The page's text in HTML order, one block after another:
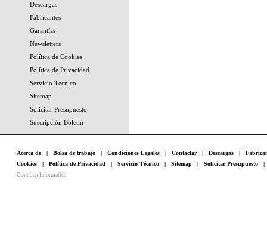
Descargas
Fabricantes
Garantías
Newsletters
Política de Cookies
Política de Privacidad
Servicio Técnico
Sitemap
Solicitar Presupuesto
Suscripción Boletín
Acerca de| Bolsa de trabajo | Condiciones Legales | Contactar| Descargas |
Cookies | Política de Privacidad | Servicio Técnico | Sitemap | Solicitar Presupuesto
Conetica Informatica